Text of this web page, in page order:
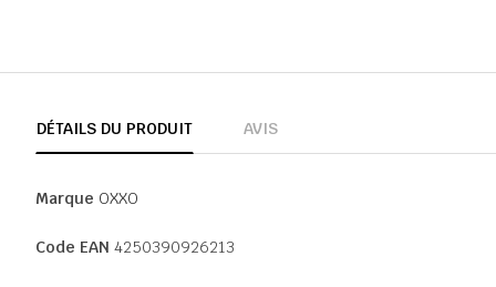
DÉTAILS DU PRODUIT AVIS
Marque OXXO
Code EAN 4250390926213